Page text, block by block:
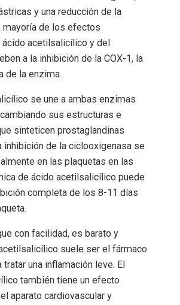
y una reducción de la
mayoría de los efectos
ácido acetilsalicílico y del
a la inhibición de la COX-1, la
de la enzima.
se une a ambas enzimas
sus estructuras e
sinteticen prostaglandinas
inhibición de la ciclooxigenasa se
en las plaquetas en las
de ácido acetilsalicílico puede
completa de los 8-11 días
con facilidad, es barato y
suele ser el fármaco
una inflamación leve. El
también tiene un efecto
aparato cardiovascular y